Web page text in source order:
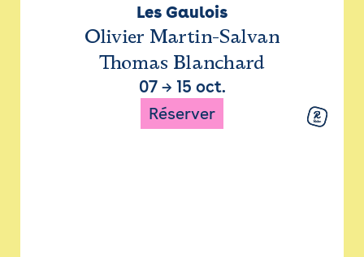
Les Gaulois
Olivier Martin-Salvan
Thomas Blanchard
07→ 15 oct.
Réserver